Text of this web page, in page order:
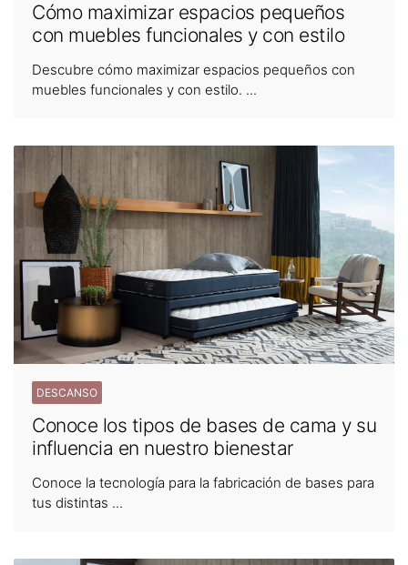
Cómo maximizar espacios pequeños
con muebles funcionales y con estilo
Descubre cómo maximizar espacios pequeños con
muebles funcionales y con estilo. ...
DESCANSO
Conoce los tipos de bases de cama y su
influencia en nuestro bienestar
Conoce la tecnología para la fabricación de bases para
tus distintas ...